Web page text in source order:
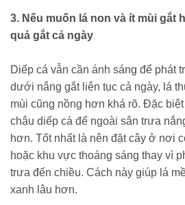
3. Nếu muốn lá non và ít mùi gắt
quá gắt cả ngày
Diếp cá vẫn cần ánh sáng để phát
dưới nắng gắt liên tục cả ngày, lá
mùi cũng nồng hơn khá rõ. Đặc
chậu diếp cá để ngoài sân trưa
hơn. Tốt nhất là nên đặt cây ở nơi
hoặc khu vực thoáng sáng thay vì
trưa đến chiều. Cách này giúp lá
xanh lâu hơn.